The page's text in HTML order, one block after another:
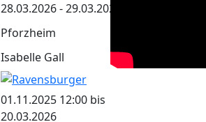
28.03.2026 - 29.03.2026
Pforzheim
Isabelle Gall
01.11.2025 12:00 bis
20.03.2026